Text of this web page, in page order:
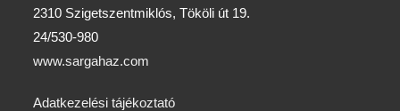
2310 Szigetszentmiklós, Tököli út 19.
24/530-980
www.sargahaz.com
Adatkezelési tájékoztató